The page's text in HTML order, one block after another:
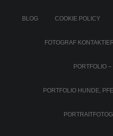
BLOG COOKIE POLICY
FOTOGRAF
PORTFOLIO
PORTFOLIO HUNDE,